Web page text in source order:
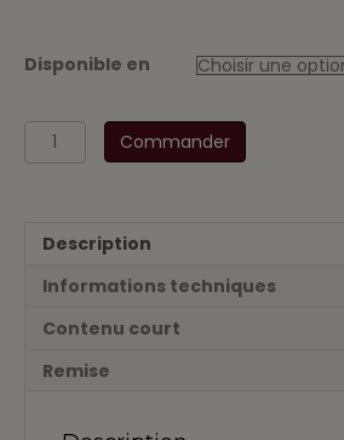
Disponible en
quantité
de
softcover
Commander
Description
Informations techniques
Contenu court
Remise